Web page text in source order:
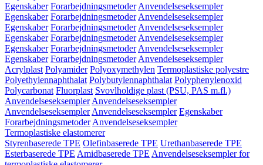
Egenskaber Forarbejdningsmetoder Anvendelseseksempler
Egenskaber Forarbejdningsmetoder Anvendelseseksempler
Egenskaber Forarbejdningsmetoder Anvendelseseksempler
Egenskaber Forarbejdningsmetoder Anvendelseseksempler
Egenskaber Forarbejdningsmetoder Anvendelseseksempler
Egenskaber Forarbejdningsmetoder Anvendelseseksempler
Acrylplast Polyamider Polyoxymethylen Termoplastiske polyestre
Polyethylennaphthalat Polybutylennaphthalat Polyphenylenoxid
Polycarbonat Fluorplast Svovlholdige plast (PSU, PAS m.fl.)
Anvendelseseksempler Anvendelseseksempler
Anvendelseseksempler Anvendelseseksempler Egenskaber
Forarbejdningsmetoder Anvendelseseksempler
Termoplastiske elastomerer
Styrenbaserede TPE Olefinbaserede TPE Urethanbaserede TPE
Esterbaserede TPE Amidbaserede TPE Anvendelseseksempler for